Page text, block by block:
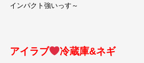
インパクト強いっす～
アイラブ 冷蔵庫&ネギ